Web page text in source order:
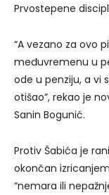
Prvostepene
“A vezano za ovo
međuvremenu u
ode u penziju, a vi
otišao”, rekao je
Sanin Bogunić.
Protiv Šabića je
okončan
“nemara ili